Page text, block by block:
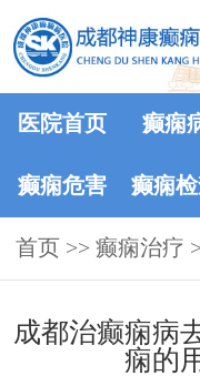
医院首页 癫痫
癫痫危害 癫痫
断
首页 >> 癫痫治疗
成都治癫痫病
痫的